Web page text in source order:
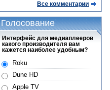
Все комментарии
Голосование
Интерфейс для медиаплееров
какого производителя вам
кажется наиболее удобным?
Roku
Dune HD
Apple TV